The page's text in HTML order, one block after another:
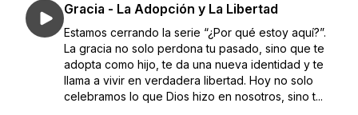
Gracia - La Adopción y La Libertad
Estamos cerrando la serie “¿Por qué estoy aquí?”.
La gracia no solo perdona tu pasado, sino que te
adopta como hijo, te da una nueva identidad y te
llama a vivir en verdadera libertad. Hoy no solo
celebramos lo que Dios hizo en nosotros, sino t...